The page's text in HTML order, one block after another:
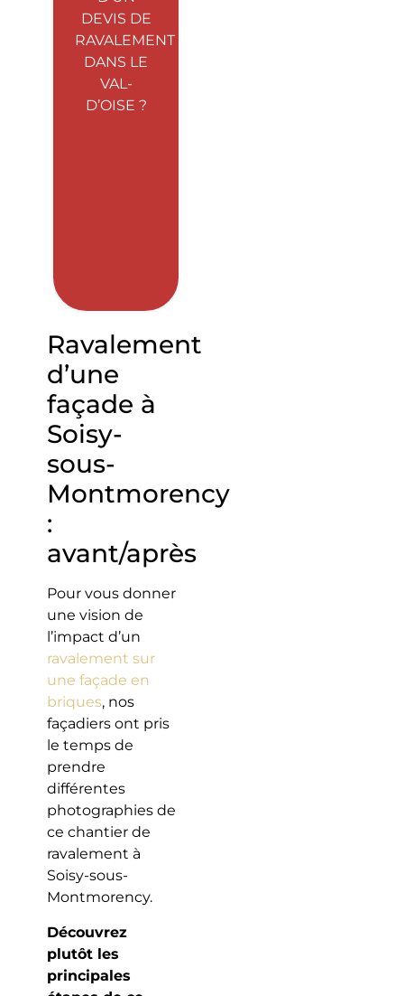
DEVIS DE
RAVALEMENT
DANS LE
VAL-
D’OISE ?
Ravalement
d’une
façade à
Soisy-
sous-
Montmorency
:
avant/après
Pour vous donner
une vision de
l’impact d’un
ravalement sur
une façade en
briques, nos
façadiers ont pris
le temps de
prendre
différentes
photographies de
ce chantier de
ravalement à
Soisy-sous-
Montmorency.
Découvrez
plutôt les
principales